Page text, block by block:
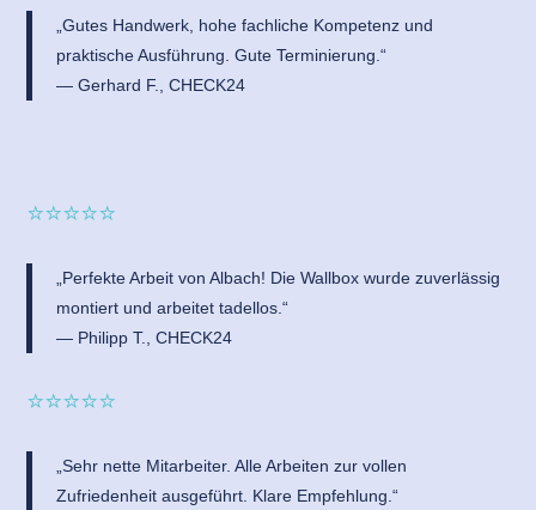
„Gutes Handwerk, hohe fachliche Kompetenz und
praktische Ausführung. Gute Terminierung.“
— Gerhard F., CHECK24
⭐⭐⭐⭐⭐
„Perfekte Arbeit von Albach! Die Wallbox wurde zuverlässig
montiert und arbeitet tadellos.“
— Philipp T., CHECK24
⭐⭐⭐⭐⭐
„Sehr nette Mitarbeiter. Alle Arbeiten zur vollen
Zufriedenheit ausgeführt. Klare Empfehlung.“